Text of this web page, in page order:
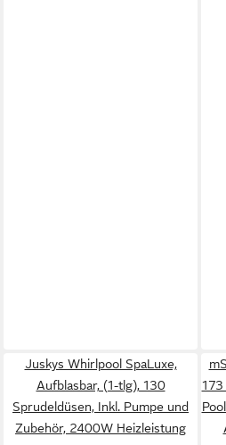
Juskys Whirlpool SpaLuxe,
Aufblasbar, (1-tlg), 130
Sprudeldüsen, Inkl. Pumpe und
Zubehör, 2400W Heizleistung